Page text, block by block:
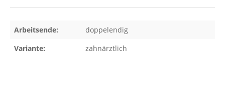
Arbeitsende:
doppelendig
Variante:
zahnärztlich